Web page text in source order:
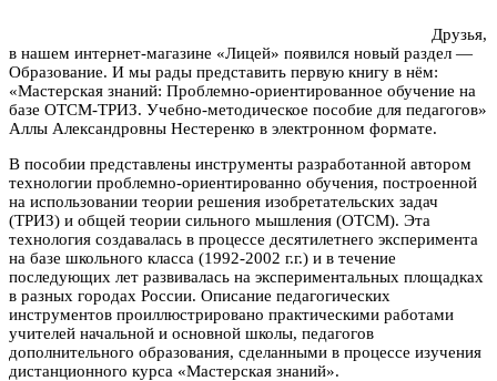
Друзья,
в нашем интернет-магазине «Лицей» появился новый раздел —
Образование. И мы рады представить первую книгу в нём:
«Мастерская знаний: Проблемно-ориентированное обучение на
базе ОТСМ-ТРИЗ. Учебно-методическое пособие для педагогов»
Аллы Александровны Нестеренко в электронном формате.
В пособии представлены инструменты разработанной автором
технологии проблемно-ориентированно обучения, построенной
на использовании теории решения изобретательских задач
(ТРИЗ) и общей теории сильного мышления (ОТСМ). Эта
технология создавалась в процессе десятилетнего эксперимента
на базе школьного класса (1992-2002 г.г.) и в течение
последующих лет развивалась на экспериментальных площадках
в разных городах России. Описание педагогических
инструментов проиллюстрировано практическими работами
учителей начальной и основной школы, педагогов
дополнительного образования, сделанными в процессе изучения
дистанционного курса «Мастерская знаний».